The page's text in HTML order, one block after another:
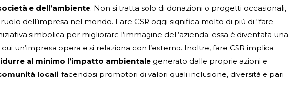
e dell’ambiente. Non si tratta solo di donazioni o progetti occasionali,
dell’impresa nel mondo. Fare CSR oggi significa molto di più di “fare
simbolica per migliorare l’immagine dell’azienda; essa è diventata una
un’impresa opera e si relaziona con l’esterno. Inoltre, fare CSR implica
al minimo l’impatto ambientale generato dalle proprie azioni e
locali, facendosi promotori di valori quali inclusione, diversità e pari